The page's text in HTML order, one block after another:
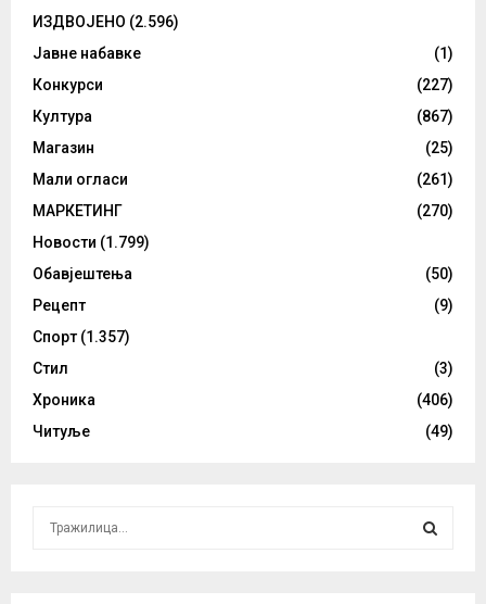
ИЗДВОЈЕНО (2.596)
Јавне набавке
(1)
Конкурси
(227)
Култура
(867)
Магазин
(25)
Мали огласи
(261)
МАРКЕТИНГ
(270)
Новости (1.799)
Обавјештења
(50)
Рецепт
(9)
Спорт (1.357)
Стил
(3)
Хроника
(406)
Читуље
(49)